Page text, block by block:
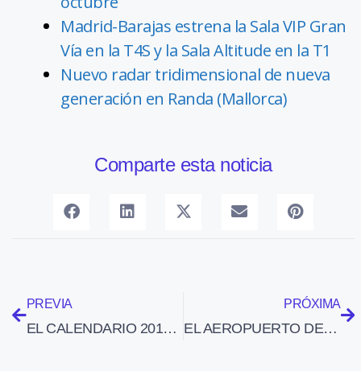
Madrid-Barajas estrena la Sala VIP Gran
Vía en la T4S y la Sala Altitude en la T1
Nuevo radar tridimensional de nueva
generación en Randa (Mallorca)
Comparte esta noticia
PREVIA
EL CALENDARIO 2010 DE RYANAIR SE VENDE BIEN
PRÓXIMA
EL AEROPUERTO DE MADRID-BARAJAS PONE EN MARCHA UNA NUEVA PLANTA SEPARADORA DE HIDROCARBUROS